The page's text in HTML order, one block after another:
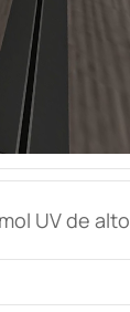
UV de